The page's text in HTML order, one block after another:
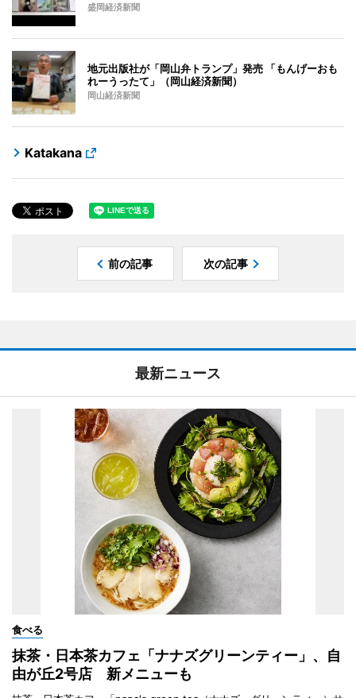
盛岡経済新聞
地元出版社が「岡山弁トランプ」発売 「もんげーおも
れーうったて」（岡山経済新聞）
岡山経済新聞
Katakana
前の記事 次の記事
最新ニュース
食べる
抹茶・日本茶カフェ「ナナズグリーンティー」、自
由が丘2号店 新メニューも